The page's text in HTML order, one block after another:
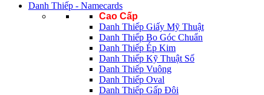
Danh Thiếp - Namecards
Cao Cấp
Danh Thiếp Giấy Mỹ Thuật
Danh Thiếp Bo Góc Chuẩn
Danh Thiếp Ép Kim
Danh Thiếp Kỹ Thuật Số
Danh Thiếp Vuông
Danh Thiếp Oval
Danh Thiếp Gấp Đôi